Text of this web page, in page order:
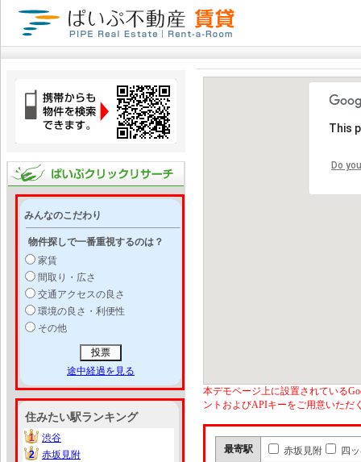
みんなのこだわり
物件探しで一番重視するのは？
家賃
間取り・広さ
交通アクセスの良さ
環境の良さ・利便性
その他
途中経過を見る
住みたい駅ランキング
1
1
渋谷
2
2
赤坂見附
This
Do
本デモページ上に設置されている
ントおよびAPIキーをご用意いただ
最寄駅 赤坂見附 四